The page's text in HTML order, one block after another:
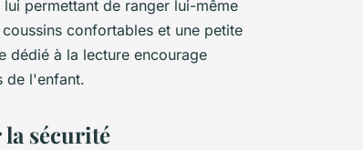
permettant de ranger lui-même
confortables et une petite
dédié à la lecture encourage
de l'enfant.
la sécurité